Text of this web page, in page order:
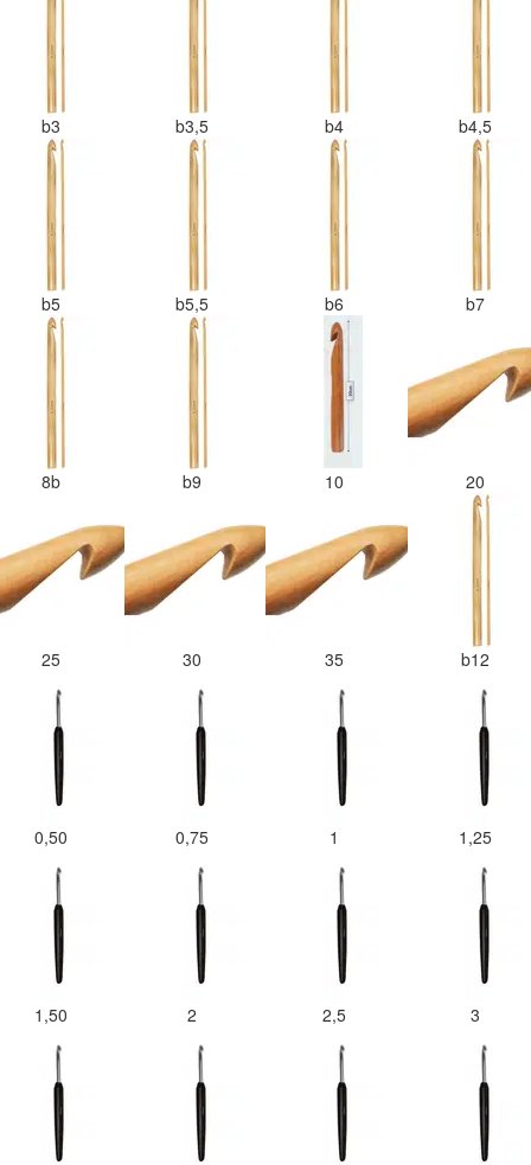
b3 b3,5 b4 b4,5
b5 b5,5 b6 b7
8b b9 10 20
25 30 35 b12
0,50 0,75 1 1,25
1,50 2 2,5 3